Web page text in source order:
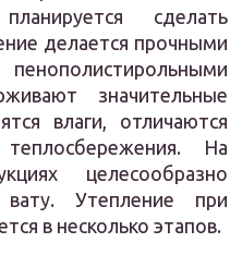
сделать
делается прочными
значительные
влаги, отличаются
На
целесообразно
Утепление при
в несколько этапов.